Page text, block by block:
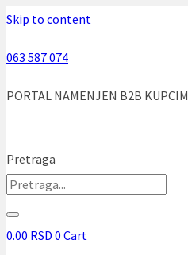
Skip to content
063 587 074
PORTAL NAMENJEN B2B
Pretraga
0.00 RSD 0 Cart